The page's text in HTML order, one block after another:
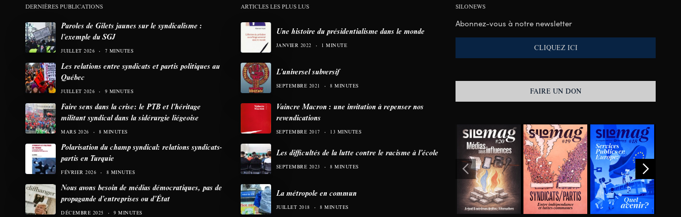
DERNIÈRES PUBLICATIONS
Paroles de Gilets jaunes sur le syndicalisme :
l’exemple du SGJ
JUILLET 2026 7 MINUTES
Les relations entre syndicats et partis politiques au
Québec
JUILLET 2026 9 MINUTES
Faire sens dans la crise: le PTB et l’héritage
militant syndical dans la sidérurgie liégeoise
MARS 2026 8 MINUTES
Polarisation du champ syndical: relations syndicats-
partis en Turquie
FÉVRIER 2026 8 MINUTES
Nous avons besoin de médias démocratiques, pas de
propagande d’entreprises ou d’État
DÉCEMBRE 2025 9 MINUTES
ARTICLES LES PLUS LUS
Une histoire du présidentialisme dans le monde
JANVIER 2022 1 MINUTE
L’universel subversif
SEPTEMBRE 2021 8 MINUTES
Vaincre Macron : une invitation à repenser nos
revendications
SEPTEMBRE 2017 13 MINUTES
Les difficultés de la lutte contre le racisme à l’école
SEPTEMBRE 2023 8 MINUTES
La métropole en commun
JUILLET 2018 8 MINUTES
SILONEWS
Abonnez-vous à notre newsletter
CLIQUEZ ICI
FAIRE UN DON